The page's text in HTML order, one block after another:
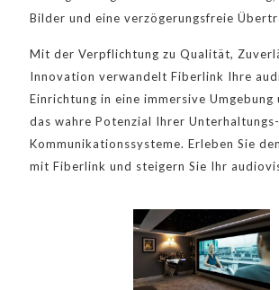
Bilder und eine verzögerungsfreie
Mit der Verpflichtung zu Qualität,
Innovation verwandelt Fiberlink Ihre
Einrichtung in eine immersive
das wahre Potenzial Ihrer
Kommunikationssysteme. Erleben Sie
mit Fiberlink und steigern Sie Ihr